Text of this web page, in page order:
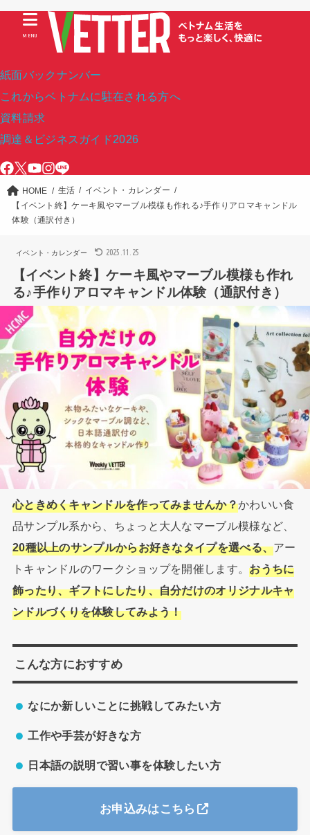
紙面バックナンバー
これからベトナムに駐在される方へ
資料請求
調達＆ビジネスガイド2026
MENU
HOME 生活
イベント・カレンダー
【イベント終】ケーキ風やマーブル模様も作れる♪手作りアロマキャンドル
体験（通訳付き）
イベント・カレンダー 2025.11.25
【イベント終】ケーキ風やマーブル模様も作れ
る♪手作りアロマキャンドル体験（通訳付き）
心ときめくキャンドルを作ってみませんか？かわいい食
品サンプル系から、ちょっと大人なマーブル模様など、
20種以上のサンプルからお好きなタイプを選べる、アー
トキャンドルのワークショップを開催します。おうちに
飾ったり、ギフトにしたり、自分だけのオリジナルキャ
ンドルづくりを体験してみよう！
こんな方におすすめ
なにか新しいことに挑戦してみたい方
工作や手芸が好きな方
日本語の説明で習い事を体験したい方
お申込みはこちら